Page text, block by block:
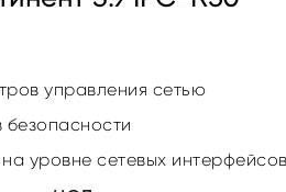
управления сетью
безопасности
уровне сетевых